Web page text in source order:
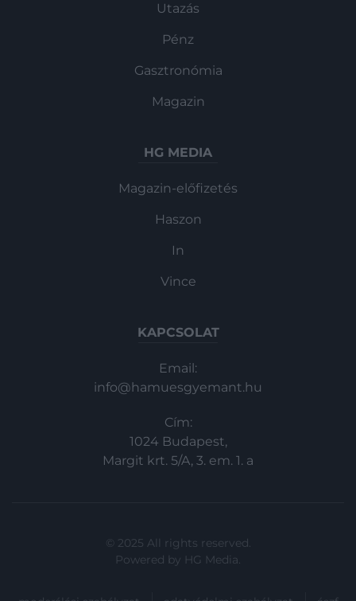
Utazás
Pénz
Gasztronómia
Magazin
HG MEDIA
Magazin-előfizetés
Haszon
In
Vince
KAPCSOLAT
Email:
info@hamuesgyemant.hu
Cím:
1024 Budapest,
Margit krt. 5/A, 3. em. 1. a
© 2025 All rights reserved.
Powered by HG Media.